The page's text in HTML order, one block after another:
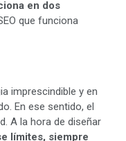
en dos
que funciona
imprescindible y en
En ese sentido, el
A la hora de diseñar
límites, siempre